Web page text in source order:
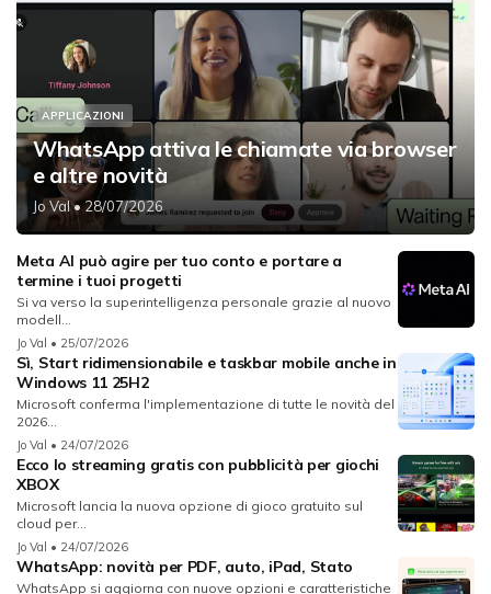
APPLICAZIONI
WhatsApp attiva le chiamate via browser
e altre novità
Jo Val• 28/07/2026
Meta AI può agire per tuo conto e portare a
termine i tuoi progetti
Si va verso la superintelligenza personale grazie al nuovo
modell...
Jo Val • 25/07/2026
Sì, Start ridimensionabile e taskbar mobile anche in
Windows 11 25H2
Microsoft conferma l'implementazione di tutte le novità del
2026...
Jo Val • 24/07/2026
Ecco lo streaming gratis con pubblicità per giochi
XBOX
Microsoft lancia la nuova opzione di gioco gratuito sul
cloud per...
Jo Val • 24/07/2026
WhatsApp: novità per PDF, auto, iPad, Stato
WhatsApp si aggiorna con nuove opzioni e caratteristiche